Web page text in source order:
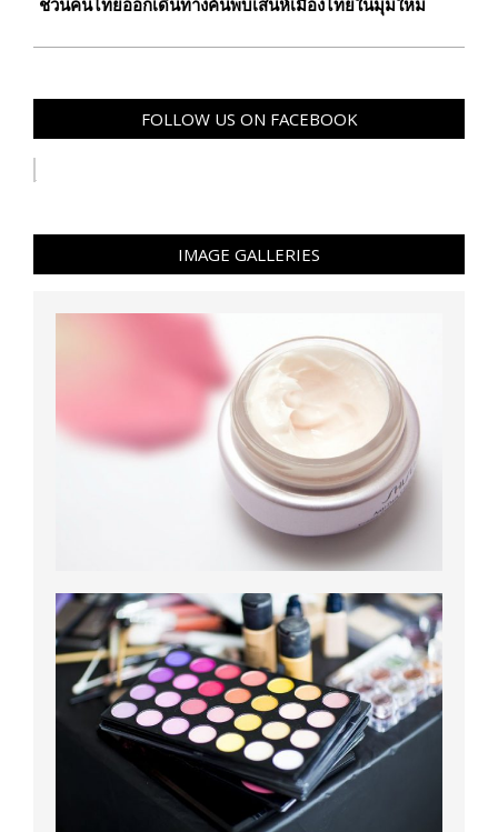
ชวนคนไทยออกเดินทางค้นพบเสน่ห์เมืองไทยในมุมใหม่
FOLLOW US ON FACEBOOK
IMAGE GALLERIES